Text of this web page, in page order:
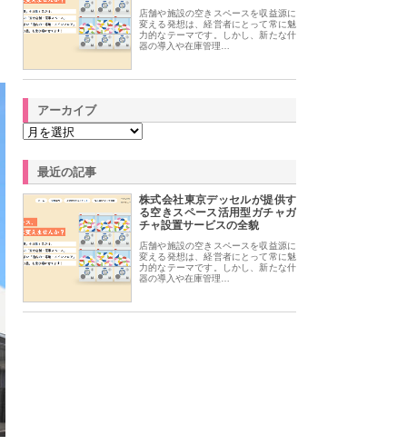
店舗や施設の空きスペースを収益源に
変える発想は、経営者にとって常に魅
力的なテーマです。しかし、新たな什
器の導入や在庫管理…
アーカイブ
最近の記事
株式会社東京デッセルが提供す
る空きスペース活用型ガチャガ
チャ設置サービスの全貌
店舗や施設の空きスペースを収益源に
変える発想は、経営者にとって常に魅
力的なテーマです。しかし、新たな什
器の導入や在庫管理…